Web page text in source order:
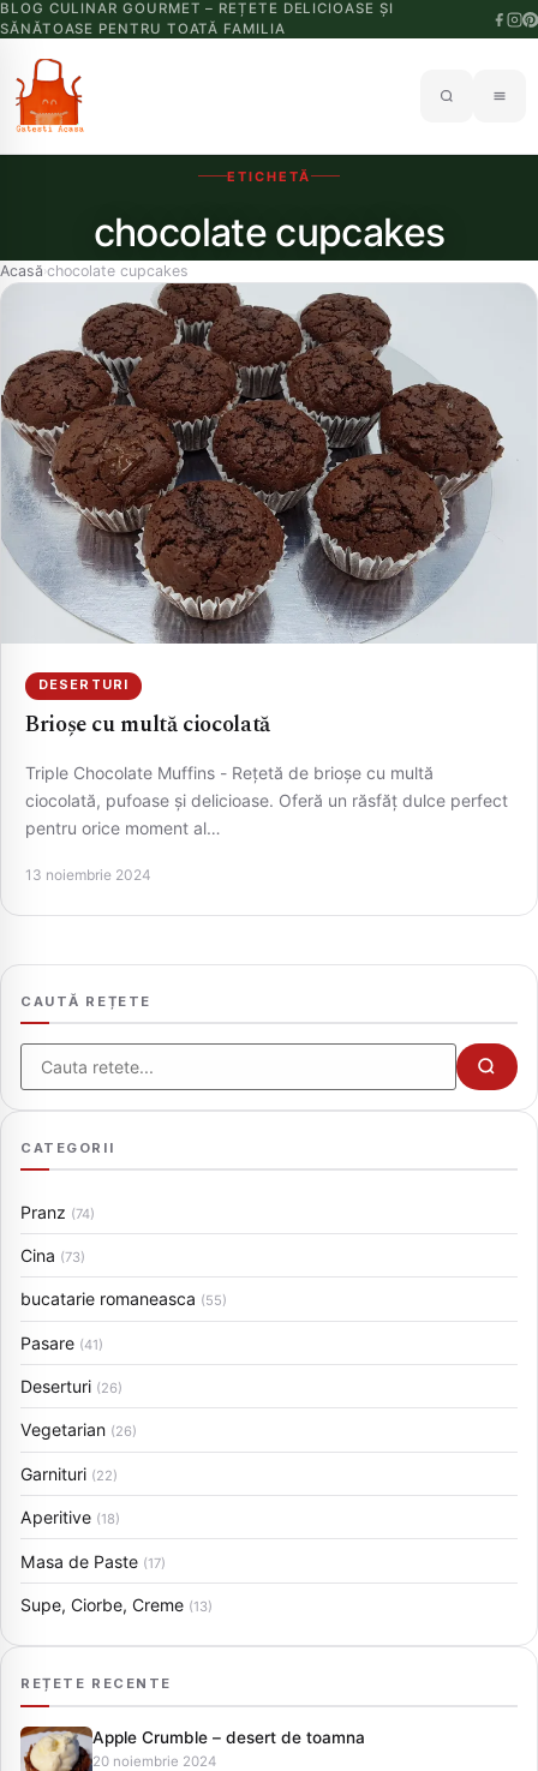
BLOG CULINAR GOURMET – REȚETE DELICIOASE ȘI
SĂNĂTOASE PENTRU TOATĂ FAMILIA
ETICHETĂ
chocolate cupcakes
Acasă›chocolate cupcakes
DESERTURI
Brioșe cu multă ciocolată
Triple Chocolate Muffins - Rețetă de brioșe cu multă
ciocolată, pufoase și delicioase. Oferă un răsfăț dulce perfect
pentru orice moment al…
13 noiembrie 2024
CAUTĂ REȚETE
Cauta
CATEGORII
Pranz (74)
Cina (73)
bucatarie romaneasca (55)
Pasare (41)
Deserturi (26)
Vegetarian (26)
Garnituri (22)
Aperitive (18)
Masa de Paste (17)
Supe, Ciorbe, Creme (13)
REȚETE RECENTE
Apple Crumble – desert de toamna
20 noiembrie 2024